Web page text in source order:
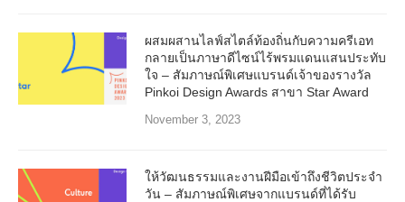
ผสมผสานไลฟ์สไตล์ท้องถิ่นกับความครีเอท
กลายเป็นภาษาดีไซน์ไร้พรมแดนแสนประทับ
ใจ – สัมภาษณ์พิเศษแบรนด์เจ้าของรางวัล
Pinkoi Design Awards สาขา Star Award
November 3, 2023
ให้วัฒนธรรมและงานฝีมือเข้าถึงชีวิตประจำ
วัน – สัมภาษณ์พิเศษจากแบรนด์ที่ได้รับ